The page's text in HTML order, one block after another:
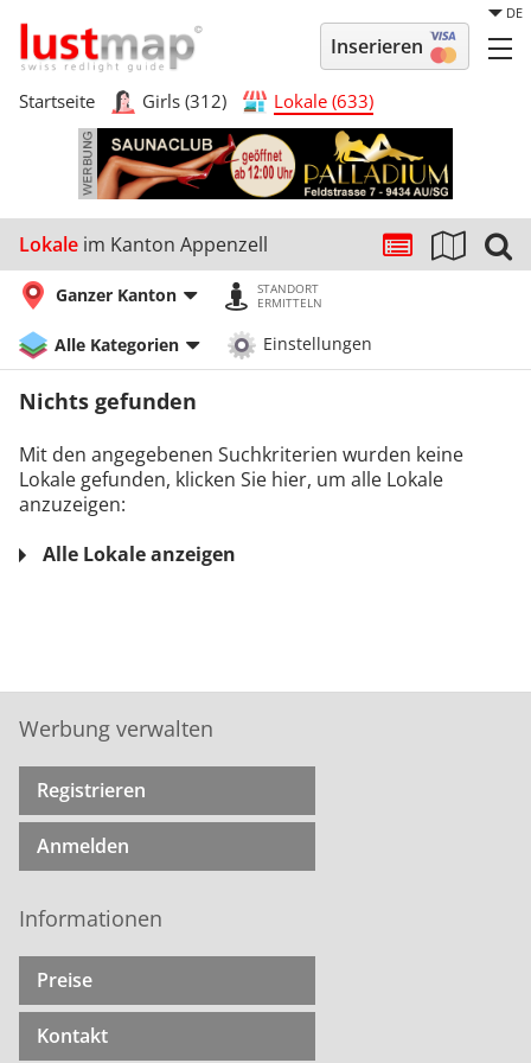
DE
Inserieren
Startseite Girls (312) Lokale (633)
Lokale im Kanton Appenzell
Ganzer Kanton
STANDORT
ERMITTELN
Alle Kategorien Einstellungen
Nichts gefunden
Mit den angegebenen Suchkriterien wurden keine
Lokale gefunden, klicken Sie hier, um alle Lokale
anzuzeigen:
Alle Lokale anzeigen
Werbung verwalten
Registrieren
Anmelden
Informationen
Preise
Kontakt